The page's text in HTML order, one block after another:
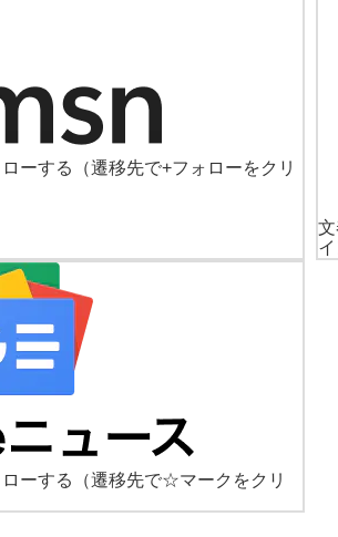
ーする
（遷移先で+フォローをクリ
ーする
（遷移先で☆マークをクリ